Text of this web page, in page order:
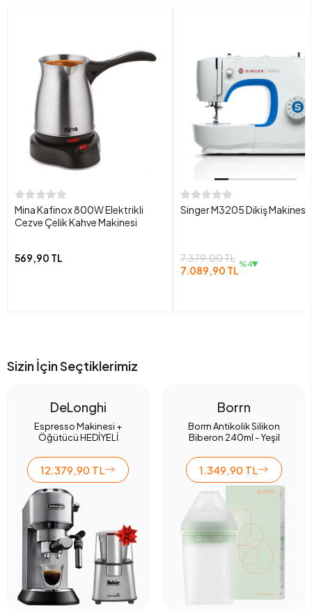
Mina Kafinox 800W Elektrikli
Cezve Çelik Kahve Makinesi
569,90 TL
Singer M3205 Dikiş Makinesi
7.379,00 TL
7.089,90 TL %4
Sizin İçin Seçtiklerimiz
DeLonghi
Espresso Makinesi +
Öğütücü HEDİYELİ
12.379,90 TL
Borrn
Borrn Antikolik Silikon
Biberon 240ml - Yeşil
1.349,90 TL